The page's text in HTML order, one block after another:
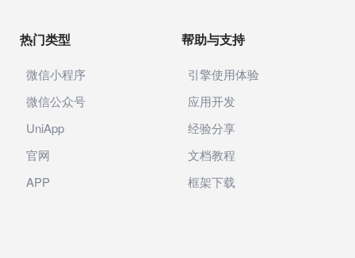
热门类型
微信小程序
微信公众号
UniApp
官网
APP
帮助与支持
引擎使用体验
应用开发
经验分享
文档教程
框架下载